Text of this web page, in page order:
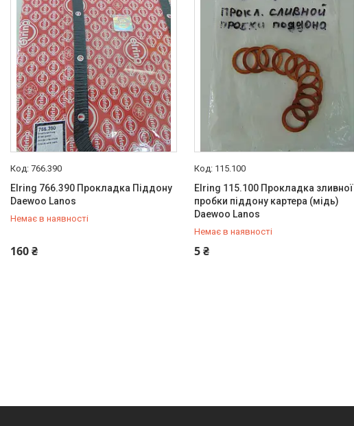
766.390
Elring 766.390 Прокладка Піддону
Daewoo Lanos
Немає в наявності
160 ₴
+380 (95) 487-34-43
115.100
Elring 115.100 Прокладка зливної
пробки піддону картера (мідь)
Daewoo Lanos
Немає в наявності
5 ₴+380 (95) 487-34-43